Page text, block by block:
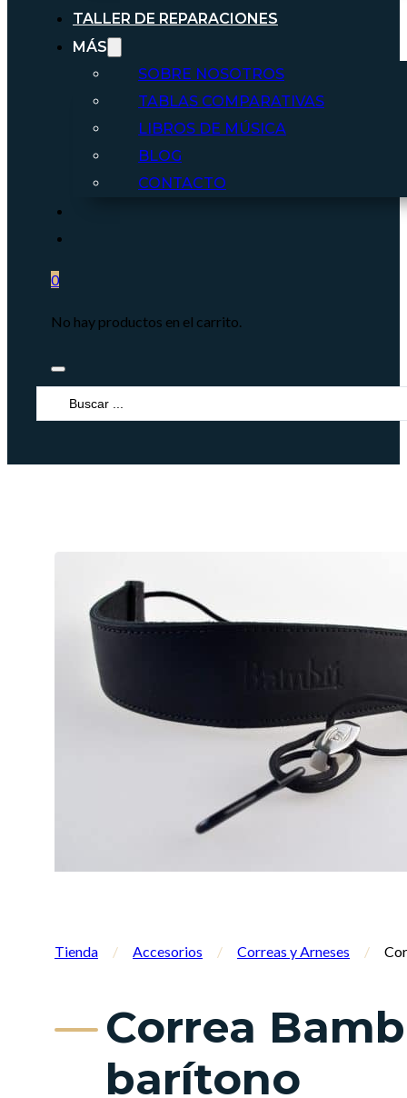
TALLER DE REPARACIONES
MÁS
SOBRE NOSOTROS
TABLAS COMPARATIVAS
LIBROS DE MÚSICA
BLOG
CONTACTO
0
No hay productos en el carrito.
Search
...
Tienda / Accesorios / Correas y Arneses /
Correa
barítono